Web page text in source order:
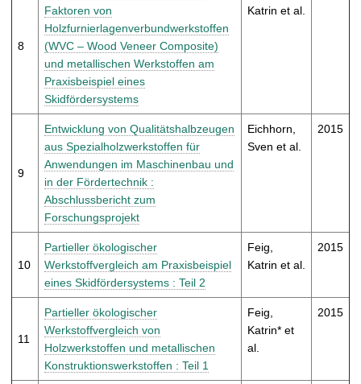
8
Faktoren von
Holzfurnierlagenverbundwerkstoffen
(WVC – Wood Veneer Composite)
und metallischen Werkstoffen am
Praxisbeispiel eines
Skidfördersystems
Katrin et al.
9
Entwicklung von Qualitätshalbzeugen
aus Spezialholzwerkstoffen für
Anwendungen im Maschinenbau und
in der Fördertechnik :
Abschlussbericht zum
Forschungsprojekt
Eichhorn,
Sven et al.
2015
10
Partieller ökologischer
Werkstoffvergleich am Praxisbeispiel
eines Skidfördersystems : Teil 2
Feig,
Katrin et al.
2015
11
Partieller ökologischer
Werkstoffvergleich von
Holzwerkstoffen und metallischen
Konstruktionswerkstoffen : Teil 1
Feig,
Katrin* et
al.
2015